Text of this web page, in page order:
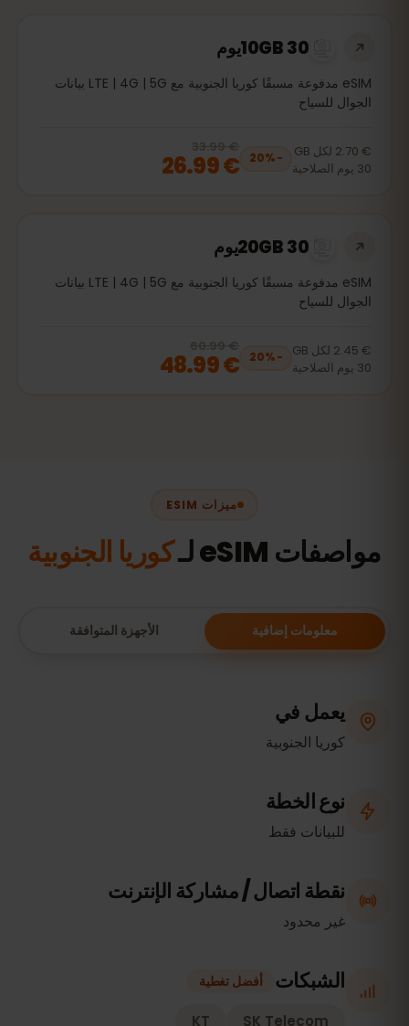
10GB 30يوم
eSIM مدفوعة مسبقًا كوريا الجنوبية مع LTE | 4G | 5G بيانات
الجوال للسياح
€ 2.70 لكل GB
30 يوم الصلاحية
−
20%
20% off, was
€ 26.99 € 33.99
€ 26.99
20GB 30يوم
eSIM مدفوعة مسبقًا كوريا الجنوبية مع LTE | 4G | 5G بيانات
الجوال للسياح
€ 2.45 لكل GB
30 يوم الصلاحية
−
20%
20% off, was
€ 48.99 € 60.99
€ 48.99
ميزات ESIM
مواصفات eSIM لـ كوريا الجنوبية
معلومات إضافية الأجهزة المتوافقة
يعمل في
كوريا الجنوبية
نوع الخطة
للبيانات فقط
نقطة اتصال / مشاركة الإنترنت
غير محدود
الشبكات أفضل تغطية
SK Telecom
KT